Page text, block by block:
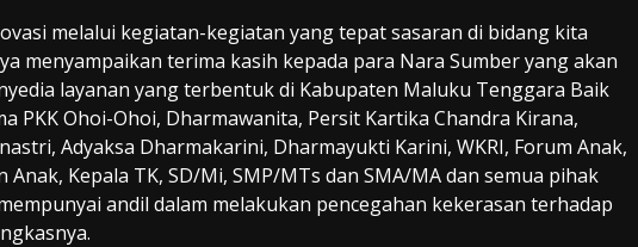
melalui kegiatan-kegiatan yang tepat sasaran di bidang kita
menyampaikan terima kasih kepada para Nara Sumber yang akan
layanan yang terbentuk di Kabupaten Maluku Tenggara Baik
PKK Ohoi-Ohoi, Dharmawanita, Persit Kartika Chandra Kirana,
Adyaksa Dharmakarini, Dharmayukti Karini, WKRI, Forum Anak,
Kepala TK, SD/Mi, SMP/MTs dan SMA/MA dan semua pihak
andil dalam melakukan pencegahan kekerasan terhadap